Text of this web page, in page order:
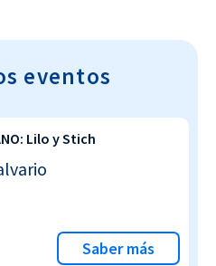
eventos
Lilo y Stich
Saber más